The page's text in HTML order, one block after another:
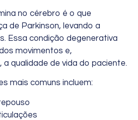
no cérebro é o que
de Parkinson, levando a
Essa condição degenerativa
movimentos e,
qualidade de vida do paciente.
mais comuns incluem: